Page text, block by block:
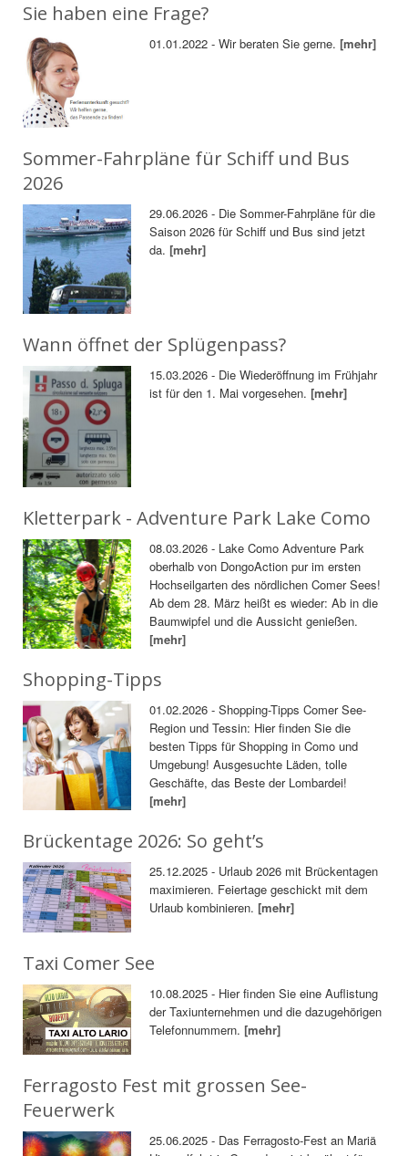
Sie haben eine Frage?
01.01.2022 - Wir beraten Sie gerne.[mehr]
Sommer-Fahrpläne für Schiff und Bus
2026
29.06.2026 - Die Sommer-Fahrpläne für die
Saison 2026 für Schiff und Bus sind jetzt
da.[mehr]
Wann öffnet der Splügenpass?
15.03.2026 - Die Wiederöffnung im Frühjahr
ist für den 1. Mai vorgesehen.[mehr]
Kletterpark - Adventure Park Lake Como
08.03.2026 - Lake Como Adventure Park
oberhalb von DongoAction pur im ersten
Hochseilgarten des nördlichen Comer Sees!
Ab dem 28. März heißt es wieder: Ab in die
Baumwipfel und die Aussicht genießen.
[mehr]
Shopping-Tipps
01.02.2026 - Shopping-Tipps Comer See-
Region und Tessin: Hier finden Sie die
besten Tipps für Shopping in Como und
Umgebung! Ausgesuchte Läden, tolle
Geschäfte, das Beste der Lombardei!
[mehr]
Brückentage 2026: So geht’s
25.12.2025 - Urlaub 2026 mit Brückentagen
maximieren. Feiertage geschickt mit dem
Urlaub kombinieren.[mehr]
Taxi Comer See
10.08.2025 - Hier finden Sie eine Auflistung
der Taxiunternehmen und die dazugehörigen
Telefonnummern.[mehr]
Ferragosto Fest mit grossen See-
Feuerwerk
25.06.2025 - Das Ferragosto-Fest an Mariä